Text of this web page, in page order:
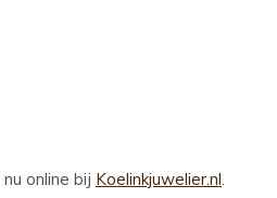
nu online bij Koelinkjuwelier.nl.